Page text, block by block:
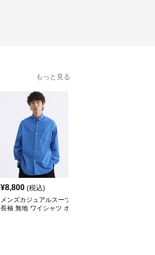
もっと見る
¥8,800 (税込)
メンズカジュアルスーツ
長袖 無地 ワイシャツ ボ